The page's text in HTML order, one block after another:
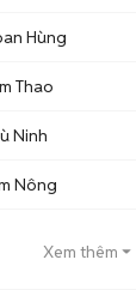
Hùng
Thao
Ninh
Nông
Xem thêm